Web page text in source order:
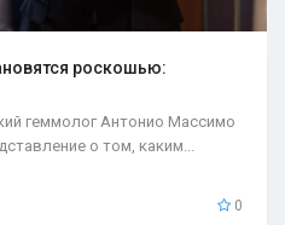
роскошью:
геммолог Антонио Массимо
о том, каким...
0